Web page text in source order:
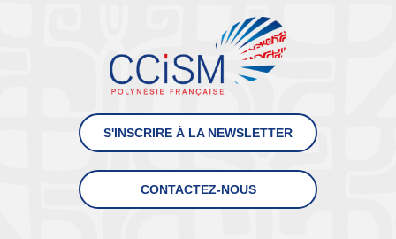
S'INSCRIRE À LA NEWSLETTER
CONTACTEZ-NOUS